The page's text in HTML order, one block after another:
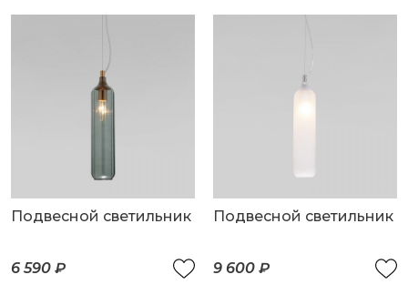
Подвесной светильник
6 590 ₽
Подвесной светильник
9 600 ₽